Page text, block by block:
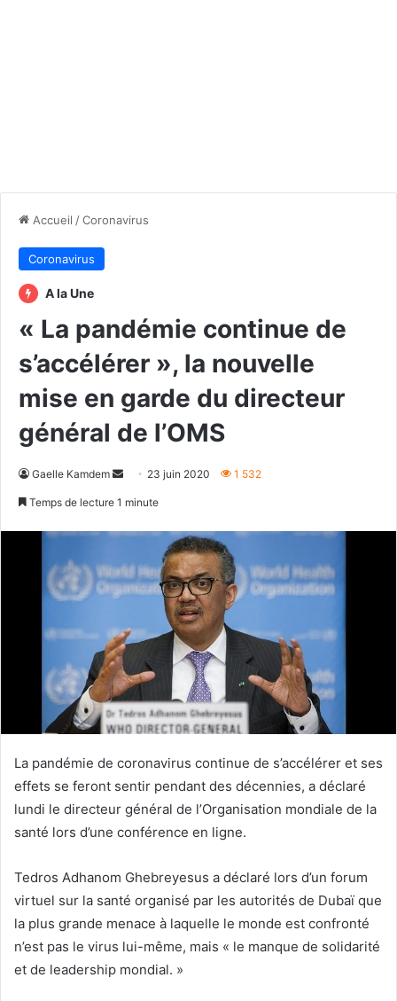
Accueil /Coronavirus
Coronavirus
A la Une
« La pandémie continue de
s’accélérer », la nouvelle
mise en garde du directeur
général de l’OMS
Gaelle Kamdem
Envoyer23 juin 2020 1 532
Temps de lecture 1 minute
La pandémie de coronavirus continue de s’accélérer et ses
effets se feront sentir pendant des décennies, a déclaré
lundi le directeur général de l’Organisation mondiale de la
santé lors d’une conférence en ligne.
Tedros Adhanom Ghebreyesus a déclaré lors d’un forum
virtuel sur la santé organisé par les autorités de Dubaï que
la plus grande menace à laquelle le monde est confronté
n’est pas le virus lui-même, mais « le manque de solidarité
et de leadership mondial. »